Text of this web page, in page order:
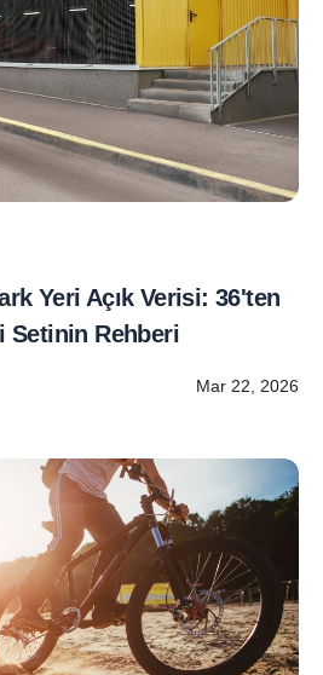
Yeri Açık Verisi: 36'ten
Setinin Rehberi
Mar 22, 2026